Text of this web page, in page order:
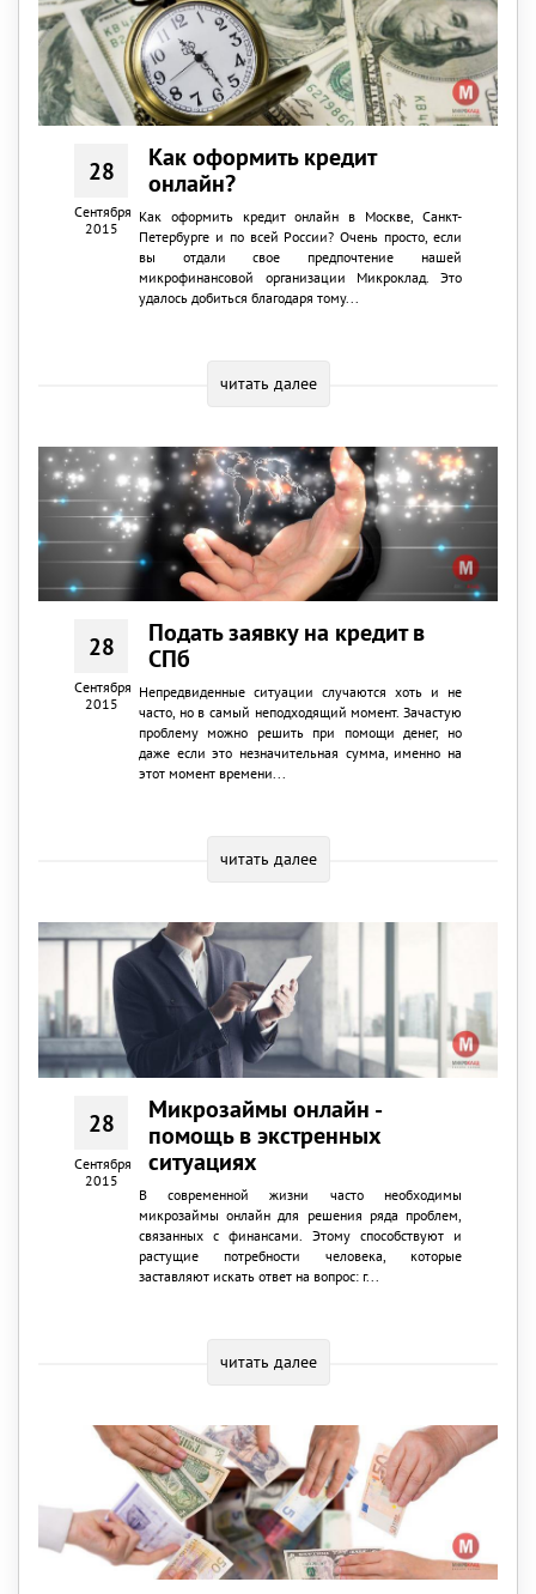
28
Сентября
2015
Как оформить кредит
онлайн?
Как оформить кредит онлайн в Москве, Санкт-
Петербурге и по всей России? Очень просто, если
вы отдали свое предпочтение нашей
микрофинансовой организации Микроклад. Это
удалось добиться благодаря тому...
читать далее
28
Сентября
2015
Подать заявку на кредит в
СПб
Непредвиденные ситуации случаются хоть и не
часто, но в самый неподходящий момент. Зачастую
проблему можно решить при помощи денег, но
даже если это незначительная сумма, именно на
этот момент времени...
читать далее
28
Сентября
2015
Микрозаймы онлайн -
помощь в экстренных
ситуациях
В современной жизни часто необходимы
микрозаймы онлайн для решения ряда проблем,
связанных с финансами. Этому способствуют и
растущие потребности человека, которые
заставляют искать ответ на вопрос: г...
читать далее